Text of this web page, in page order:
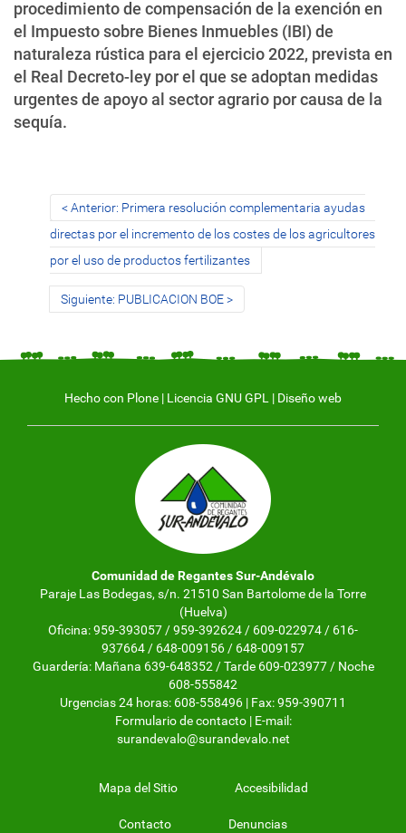
procedimiento de compensación de la exención en
el Impuesto sobre Bienes Inmuebles (IBI) de
naturaleza rústica para el ejercicio 2022, prevista en
el Real Decreto-ley por el que se adoptan medidas
urgentes de apoyo al sector agrario por causa de la
sequía.
Anterior: Primera resolución complementaria ayudas
directas por el incremento de los costes de los agricultores
por el uso de productos fertilizantes
Siguiente: PUBLICACION BOE
Hecho con Plone | Licencia GNU GPL | Diseño web
Comunidad de Regantes Sur-Andévalo
Paraje Las Bodegas, s/n. 21510 San Bartolome de la Torre
(Huelva)
Oficina: 959-393057 / 959-392624 / 609-022974 / 616-
937664 / 648-009156 / 648-009157
Guardería: Mañana 639-648352 / Tarde 609-023977 / Noche
608-555842
Urgencias 24 horas: 608-558496 | Fax: 959-390711
Formulario de contacto| E-mail:
surandevalo@surandevalo.net
Mapa del Sitio Accesibilidad
Contacto Denuncias